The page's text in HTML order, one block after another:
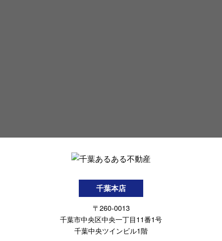
千葉本店
〒260-0013
千葉市中央区中央一丁目11番1号
千葉中央ツインビル1階